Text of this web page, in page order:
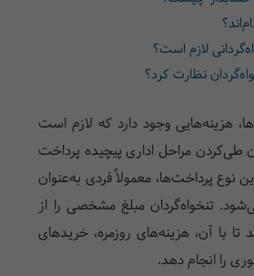
لازم است؟
نظارت کرد؟
هزینه‌هایی وجود دارد که لازم است
مراحل اداری پیچیده پرداخت
نوع پرداخت‌ها، معمولاً فردی به‌عنوان
تنخواه‌گردان مبلغ مشخصی را از
با آن، هزینه‌های روزمره، خریدهای
را انجام دهد.